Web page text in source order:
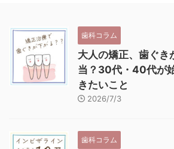
歯科コラム
大人の矯正、歯ぐき
当？30代・40代が
きたいこと
2026/7/3
歯科コラム